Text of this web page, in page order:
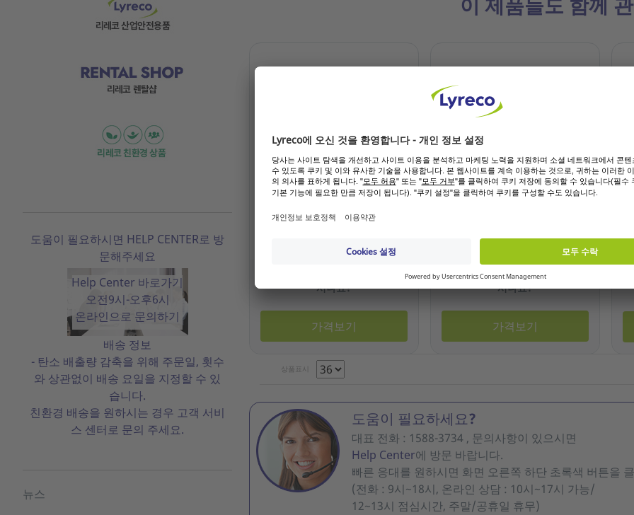
도움이 필요하시면 HELP CENTER로 방
문해주세요
Help Center 바로가기
오전9시-오후6시
온라인으로 문의하기
배송 정보
- 탄소 배출량 감축을 위해 주문일, 횟수
와 상관없이 배송 요일을 지정할 수 있
습니다.
친환경 배송을 원하시는 경우 고객 서비
스 센터로 문의 주세요.
뉴스
안전모 햇빛 가리개 검정
시나요?
가격보기
3M 슈퍼 그립 장갑 200 L
참조: 7.722.956
기존 고객 또는 고객등록을 원하
시나요?
가격보기
[
상품표시
도움이 필요하세요?
대표 전화 : 1588-3734 , 문의사항이 있으시면
Help Center에 방문 바랍니다.
빠른 응대를 원하시면 화면 오른쪽 하단 초록색 버튼을
(전화 : 9시~18시, 온라인 상담 : 10시~17시 가능/
12~13시 점심시간, 주말/공휴일 휴무)